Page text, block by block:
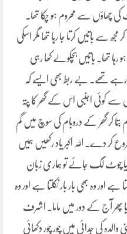
چھاؤں سے محروم ہو چکا تھا۔
سے باتیں کرتا جا رہا تھا مگر اسکی
رہا تھا۔ باتیں ہچکولے کھا رہی
رہے تھے۔ بے ربط بھی ایسے کہ
سے کوئی اجنبی اس کے گھر کا پتہ
بتا کر گھر کے دروبام کی سوچ میں گم
کر دے۔ اللہ اکبر یاد رکھیں ہمیں
چوٹ لگ جائے تو ہماری زبان
اور وہ بھی بار بار نکلتا ہے اور وہ
پھر آج کے دور میں ماما۔ اشرف
کی جدائی میں چور چور دکھائی